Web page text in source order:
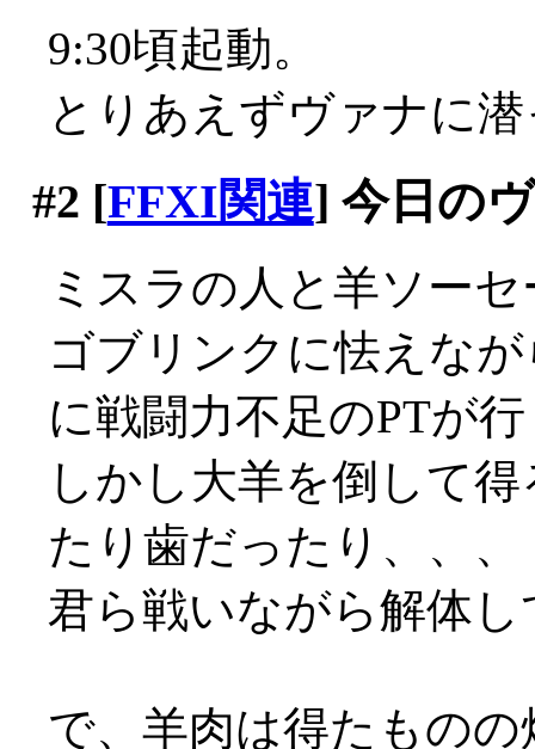
9:30頃起動。
とりあえずヴァナに
#2 [FFXI関連] 今日の
ミスラの人と羊ソー
ゴブリンクに怯えな
に戦闘力不足のPTが
しかし大羊を倒して
たり歯だったり、、、
君ら戦いながら解体
で、羊肉は得たもの